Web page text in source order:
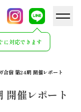
に対応できます
合宿 第24期 開催レポート
催レポート